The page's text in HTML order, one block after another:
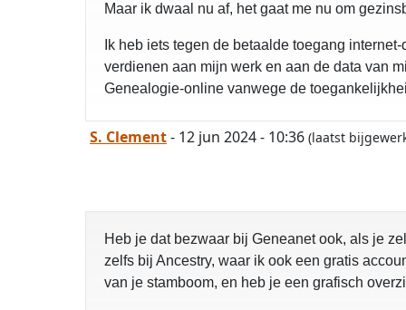
Maar ik dwaal nu af, het gaat me nu om
Ik heb iets tegen de betaalde toegang
verdienen aan mijn werk en aan de data van
Genealogie-online vanwege de
S. Clement- 12 jun 2024 - 10:36 (laatst
Heb je dat bezwaar bij Geneanet ook, als je
zelfs bij Ancestry, waar ik ook een gratis
van je stamboom, en heb je een grafisch